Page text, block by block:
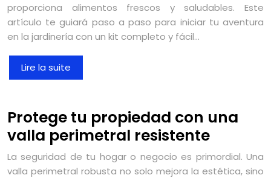
proporciona alimentos frescos y saludables. Este
artículo te guiará paso a paso para iniciar tu aventura
en la jardinería con un kit completo y fácil…
Lire la suite
Protege tu propiedad con una
valla perimetral resistente
La seguridad de tu hogar o negocio es primordial. Una
valla perimetral robusta no solo mejora la estética, sino